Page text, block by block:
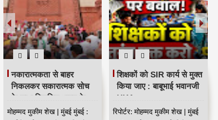
नकारात्मकता से बाहर
निकलकर सकारात्मक सोच
के साथ विकसित भारत के
निर्माण का संकल्प लें : बाबूभाई
मोहम्मद मुकीम शेख | मुंबई मुंबई :
शिक्षकों को SIR कार्य से मुक्त
किया जाए : बाबूभाई भवानजी
HKA
रिपोर्टर: मोहम्मद मुकीम शेख | मुंबई